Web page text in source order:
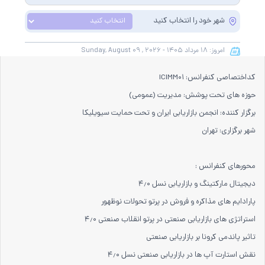
شهر خود را انتخاب کنید
امروز: ۱۸ مرداد ۱۴۰۵ - August ۰۹ , ۲۰۲۶Sunday,
نمایه خواهد شد و شما می توانید با اطمینان کامل، مقالات خود را در این همایش
ارائه نموده و از امتیازات علمی ارائه مقاله کنفرانس با دریافت گواهی کنفرانس
استفاده نمایید.
کداختصاصی کنفرانس: ICIMM۰۱
حوزه های تحت پوشش: مدیریت (عمومی)
برگزار کننده: انجمن بازاریابی ایران و تحت حمایت سیویلیکا
شهر برگزاری: تهران
محورهای کنفرانس :
دیجیتال مارکتینگ و بازاریابی نسل ۴٫۰
پارادایم های مذاکره و فروش در پرتو تحولات نوظهور
استراتژی های بازاریابی صنعتی در پرتو انقلاب صنعتی ۴٫۰
تاثیر پاندمی کرونا بر بازاریابی صنعتی
نقش استارت آپ ها در بازاریابی صنعتی نسل ۴٫۰